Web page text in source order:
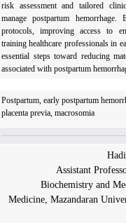
risk assessment and tailored
manage postpartum
protocols, improving access to
training healthcare professionals in
essential steps toward reducing
associated with postpartum
Postpartum, early postpartum
placenta previa, macrosomia
Assistant
Biochemistry and
Medicine, Mazandaran